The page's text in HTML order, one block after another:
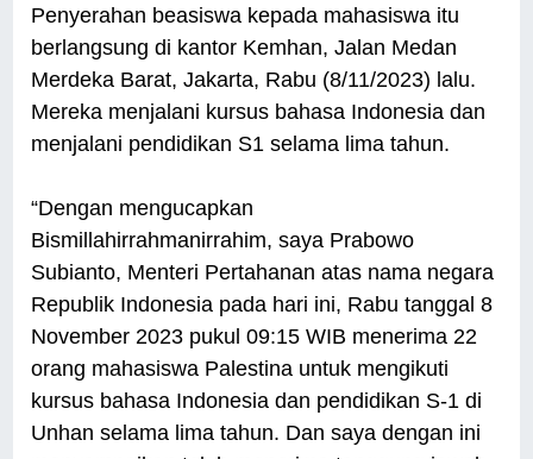
Penyerahan beasiswa kepada mahasiswa itu
berlangsung di kantor Kemhan, Jalan Medan
Merdeka Barat, Jakarta, Rabu (8/11/2023) lalu.
Mereka menjalani kursus bahasa Indonesia dan
menjalani pendidikan S1 selama lima tahun.
“Dengan mengucapkan
Bismillahirrahmanirrahim, saya Prabowo
Subianto, Menteri Pertahanan atas nama negara
Republik Indonesia pada hari ini, Rabu tanggal 8
November 2023 pukul 09:15 WIB menerima 22
orang mahasiswa Palestina untuk mengikuti
kursus bahasa Indonesia dan pendidikan S-1 di
Unhan selama lima tahun. Dan saya dengan ini